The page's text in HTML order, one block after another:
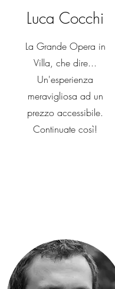
Luca Cocchi
La Grande Opera in
Villa, che dire...
Un'esperienza
meravigliosa ad un
prezzo accessibile.
Continuate così!